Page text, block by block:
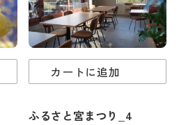
カートに追加
ふるさと宮まつり_4